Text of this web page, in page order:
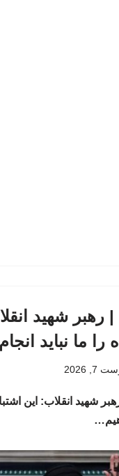
| رهبر شهید
را ما نباید
7, 2026
شهید انقلاب: این